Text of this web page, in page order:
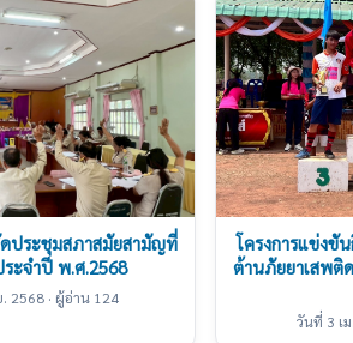
ประชุมสภาสมัยสามัญที่
ะจำปี พ.ศ.2568
2568 · ผู้อ่าน 124
โครงการแข่งขั
ต้านภัยยาเสพติ
วันที่ 3 เ